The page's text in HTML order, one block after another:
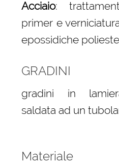
Acciaio:
primer e
epossidiche
GRADINI
gradini in
saldata ad un
Materiale